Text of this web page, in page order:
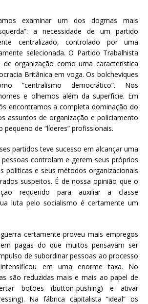
examinar um dos dogmas mais
a necessidade de um partido
centralizado, controlado por uma
selecionada. O Partido Trabalhista
de organização como uma característica
Britânica em voga. Os bolcheviques
“centralismo democrático”. Nos
e olhemos além da superfície. Em
encontramos a completa dominação do
assuntos de organização e policiamento
de “líderes” profissionais.
partidos teve sucesso em alcançar uma
controlam e gerem seus próprios
políticas e seus métodos organizacionais
suspeitos. É de nossa opinião que o
requerido para auxiliar a classe
luta pelo socialismo é certamente um
certamente proveu mais empregos
pagas do que muitos pensavam ser
de subordinar pessoas ao processo
em uma enorme taxa. No
são reduzidas mais e mais ao papel de
botões (button-pushing) e ativar
Na fábrica capitalista “ideal” os